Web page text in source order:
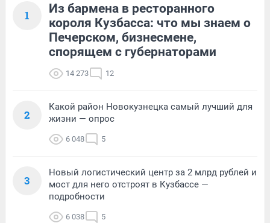
1
Из бармена в ресторанного
короля Кузбасса: что мы знаем о
Печерском, бизнесмене,
спорящем с губернаторами
14 273 12
2
Какой район Новокузнецка самый лучший для
жизни — опрос
6 048 5
3
Новый логистический центр за 2 млрд рублей и
мост для него отстроят в Кузбассе —
подробности
6 038 5